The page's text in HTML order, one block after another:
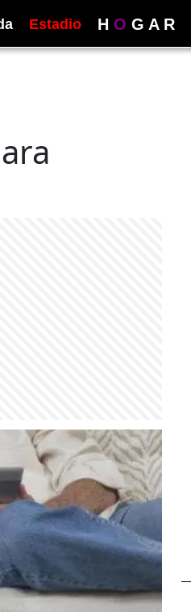
Estadio H O G A R